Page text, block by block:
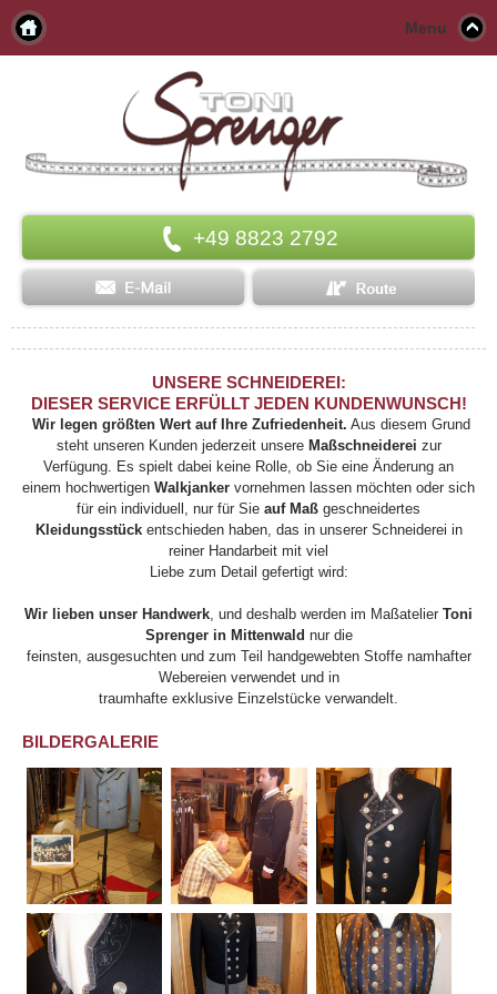
Menu
+49 8823 2792
UNSERE SCHNEIDEREI:
DIESER SERVICE ERFÜLLT JEDEN KUNDENWUNSCH!
Wir legen größten Wert auf Ihre Zufriedenheit. Aus diesem Grund
steht unseren Kunden jederzeit unsere Maßschneiderei zur
Verfügung. Es spielt dabei keine Rolle, ob Sie eine Änderung an
einem hochwertigen Walkjanker vornehmen lassen möchten oder sich
für ein individuell, nur für Sie auf Maß geschneidertes
Kleidungsstückentschieden haben, das in unserer Schneiderei in
reiner Handarbeit mit viel
Liebe zum Detail gefertigt wird:
Wir lieben unser Handwerk, und deshalb werden im Maßatelier Toni
Sprenger in Mittenwald nur die
feinsten, ausgesuchten und zum Teil handgewebten Stoffe namhafter
Webereien verwendet und in
traumhafte exklusive Einzelstücke verwandelt.
BILDERGALERIE